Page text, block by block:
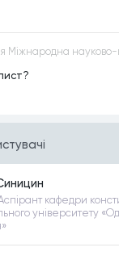
кафедри
університету